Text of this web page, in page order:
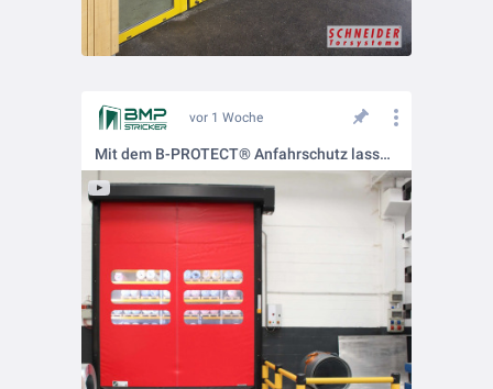
vor 1 Woche
Mit dem B-PROTECT® Anfahrschutz lassen sich Tore, Maschinen, Regalsysteme, Gebäudeecken und andere sensible Bereiche zuverlässig vor Anfahrschäden schützen.